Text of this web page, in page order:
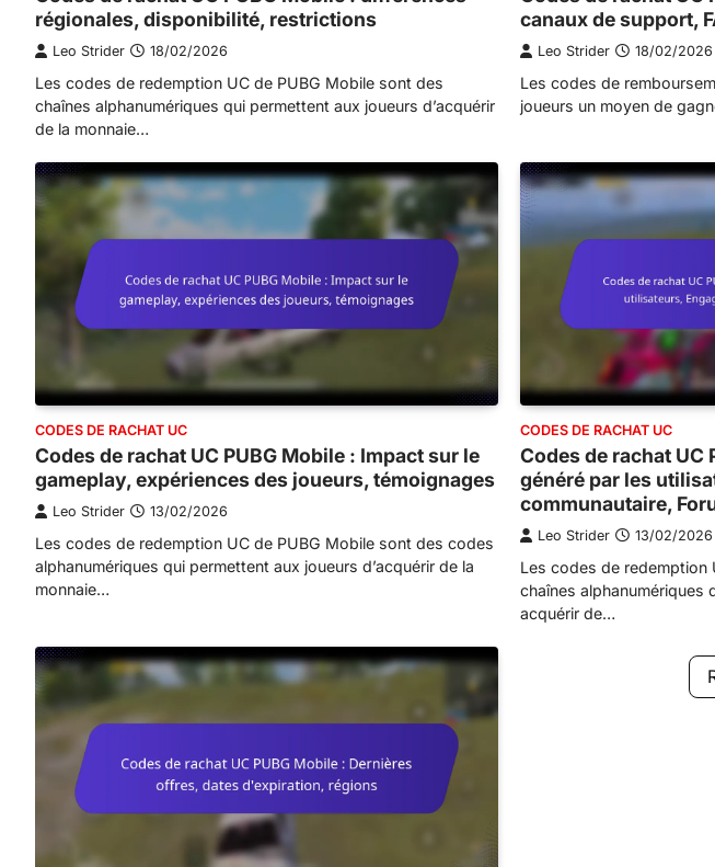
régionales, disponibilité, restrictions
Leo Strider 18/02/2026
Les codes de redemption UC de PUBG Mobile sont des
chaînes alphanumériques qui permettent aux joueurs d’acquérir
de la monnaie…
canaux de support,
Leo Strider 18/02/2026
Les codes de
joueurs un moyen de
CODES DE RACHAT UC
Codes de rachat UC PUBG Mobile : Impact sur le
gameplay, expériences des joueurs, témoignages
Leo Strider 13/02/2026
Les codes de redemption UC de PUBG Mobile sont des codes
alphanumériques qui permettent aux joueurs d’acquérir de la
monnaie…
CODES DE RACHAT UC
Codes de rachat UC
généré par les
communautaire,
Leo Strider 13/02/2026
Les codes de redemption
chaînes alphanumériques
acquérir de…